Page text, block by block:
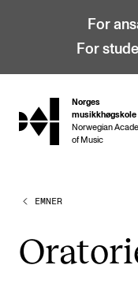
For
For
hjem
Norges
musikkhøgskole
Norwegian
of Music
STUDIER
Bachelor
EMNER